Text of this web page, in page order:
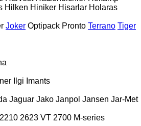
Hilken Hiniker Hisarlar Holaras
Joker Optipack Pronto Terrano Tiger
Ilgi Imants
Jaguar Jako Janpol Jansen Jar-Met
2210 2623 VT 2700 M-series